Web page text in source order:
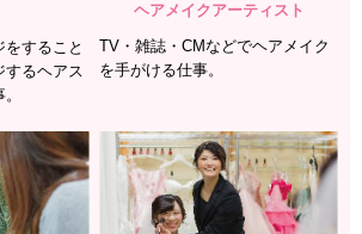
すること
するヘアス
ヘアメイクアーティスト
TV・雑誌・CMなどでヘアメイク
を手がける仕事。